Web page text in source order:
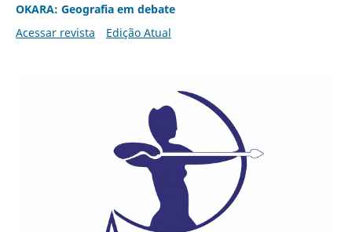
OKARA: Geografia em debate
Acessar revista
Edição Atual